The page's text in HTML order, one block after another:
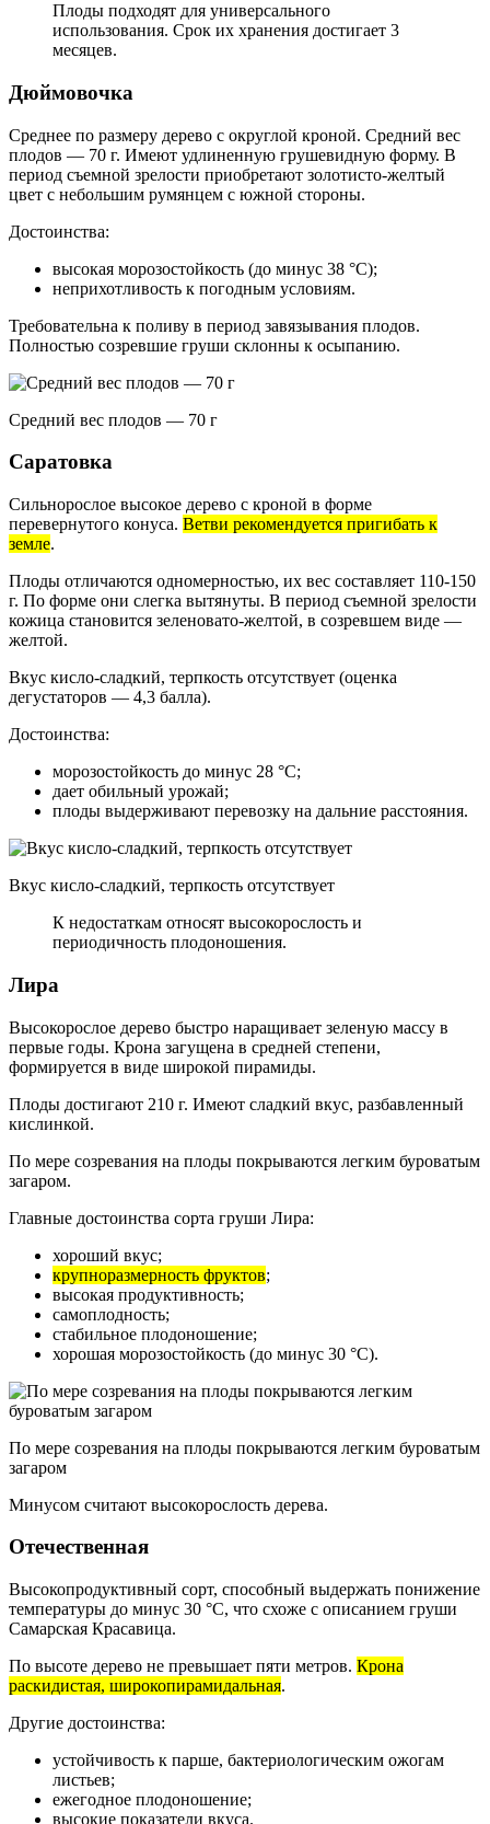
Плоды подходят для универсального
использования. Срок их хранения достигает 3
месяцев.
Дюймовочка
Среднее по размеру дерево с округлой кроной. Средний вес
плодов — 70 г. Имеют удлиненную грушевидную форму. В
период съемной зрелости приобретают золотисто-желтый
цвет с небольшим румянцем с южной стороны.
Достоинства:
высокая морозостойкость (до минус 38 °C);
неприхотливость к погодным условиям.
Требовательна к поливу в период завязывания плодов.
Полностью созревшие груши склонны к осыпанию.
Средний вес плодов — 70 г
Саратовка
Сильнорослое высокое дерево с кроной в форме
перевернутого конуса. Ветви рекомендуется пригибать к
земле.
Плоды отличаются одномерностью, их вес составляет 110-150
г. По форме они слегка вытянуты. В период съемной зрелости
кожица становится зеленовато-желтой, в созревшем виде —
желтой.
Вкус кисло-сладкий, терпкость отсутствует (оценка
дегустаторов — 4,3 балла).
Достоинства:
морозостойкость до минус 28 °C;
дает обильный урожай;
плоды выдерживают перевозку на дальние расстояния.
Вкус кисло-сладкий, терпкость отсутствует
К недостаткам относят высокорослость и
периодичность плодоношения.
Лира
Высокорослое дерево быстро наращивает зеленую массу в
первые годы. Крона загущена в средней степени,
формируется в виде широкой пирамиды.
Плоды достигают 210 г. Имеют сладкий вкус, разбавленный
кислинкой.
По мере созревания на плоды покрываются легким буроватым
загаром.
Главные достоинства сорта груши Лира:
хороший вкус;
крупноразмерность фруктов;
высокая продуктивность;
самоплодность;
стабильное плодоношение;
хорошая морозостойкость (до минус 30 °C).
По мере созревания на плоды покрываются легким буроватым
загаром
Минусом считают высокорослость дерева.
Отечественная
Высокопродуктивный сорт, способный выдержать понижение
температуры до минус 30 °C, что схоже с описанием груши
Самарская Красавица.
По высоте дерево не превышает пяти метров. Крона
раскидистая, широкопирамидальная.
Другие достоинства:
устойчивость к парше, бактериологическим ожогам
листьев;
ежегодное плодоношение;
высокие показатели вкуса.